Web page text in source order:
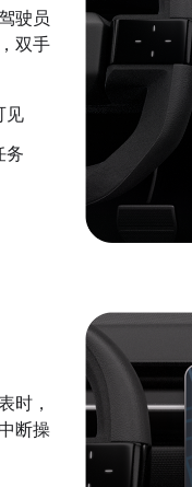
驶员
双手
见
务
时，
断操